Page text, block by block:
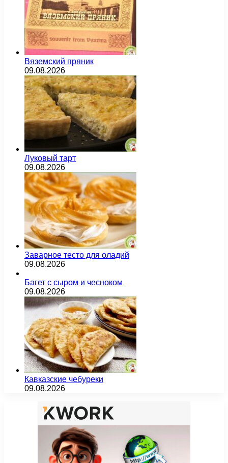
Вяземский пряник
09.08.2026
Луковый тарт
09.08.2026
Заварное тесто для оладий
09.08.2026
Багет с сыром и чесноком
09.08.2026
Кавказские чебуреки
09.08.2026